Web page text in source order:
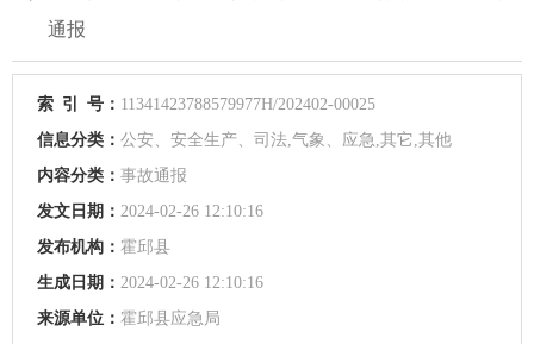
通报
索 引 号： 11341423788579977H/202402-00025
信息分类： 公安、安全生产、司法,气象、应急,其它,其他
内容分类： 事故通报
发文日期： 2024-02-26 12:10:16
发布机构： 霍邱县
生成日期： 2024-02-26 12:10:16
来源单位： 霍邱县应急局